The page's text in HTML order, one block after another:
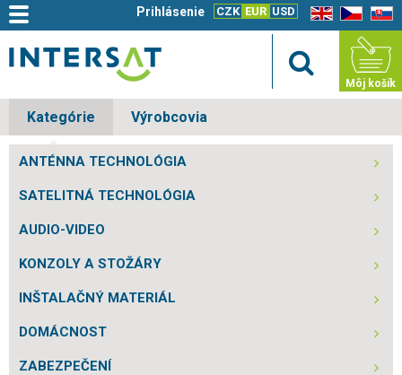
EN CZ SK
CZK EUR USD
Prihlásenie
Môj košík
Kategórie Výrobcovia
ANTÉNNA TECHNOLÓGIA
SATELITNÁ TECHNOLÓGIA
AUDIO-VIDEO
KONZOLY A STOŽÁRY
INŠTALAČNÝ MATERIÁL
DOMÁCNOST
ZABEZPEČENÍ